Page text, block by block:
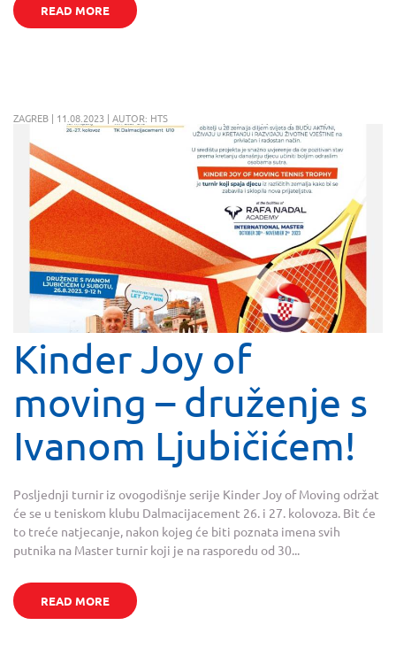
READ MORE
ZAGREB | 11.08.2023 | AUTOR: HTS
Kinder Joy of
moving – druženje s
Ivanom Ljubičićem!
Posljednji turnir iz ovogodišnje serije Kinder Joy of Moving održat
će se u teniskom klubu Dalmacijacement 26. i 27. kolovoza. Bit će
to treće natjecanje, nakon kojeg će biti poznata imena svih
putnika na Master turnir koji je na rasporedu od 30...
READ MORE